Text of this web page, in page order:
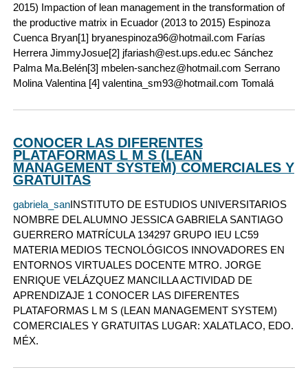
2015) Impaction of lean management in the transformation of
the productive matrix in Ecuador (2013 to 2015) Espinoza
Cuenca Bryan[1] bryanespinoza96@hotmail.com Farías
Herrera JimmyJosue[2] jfariash@est.ups.edu.ec Sánchez
Palma Ma.Belén[3] mbelen-sanchez@hotmail.com Serrano
Molina Valentina [4] valentina_sm93@hotmail.com Tomalá
CONOCER LAS DIFERENTES
PLATAFORMAS L M S (LEAN
MANAGEMENT SYSTEM) COMERCIALES Y
GRATUITAS
gabriela_sanINSTITUTO DE ESTUDIOS UNIVERSITARIOS
NOMBRE DEL ALUMNO JESSICA GABRIELA SANTIAGO
GUERRERO MATRÍCULA 134297 GRUPO IEU LC59
MATERIA MEDIOS TECNOLÓGICOS INNOVADORES EN
ENTORNOS VIRTUALES DOCENTE MTRO. JORGE
ENRIQUE VELÁZQUEZ MANCILLA ACTIVIDAD DE
APRENDIZAJE 1 CONOCER LAS DIFERENTES
PLATAFORMAS L M S (LEAN MANAGEMENT SYSTEM)
COMERCIALES Y GRATUITAS LUGAR: XALATLACO, EDO.
MÉX.